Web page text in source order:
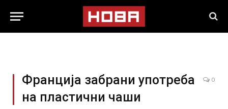
Франција забрани употреба
на пластични чаши
0